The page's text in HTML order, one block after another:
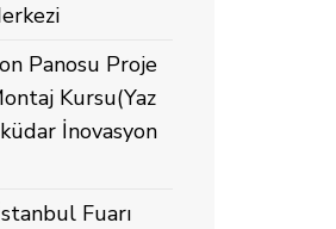
Panosu Proje
Kursu(Yaz
İnovasyon
Fuarı